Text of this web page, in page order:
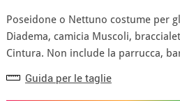
Poseidone o Nettuno costume per
Diadema, camicia Muscoli,
Cintura. Non include la parrucca,
Guida per le taglie